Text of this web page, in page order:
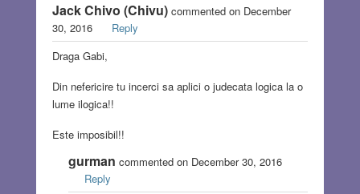
Jack Chivo (Chivu)commented on December
30, 2016
Reply
Draga Gabi,
Din nefericire tu incerci sa aplici o judecata logica la o
lume ilogica!!
Este imposibil!!
gurman commented on December 30, 2016
Reply